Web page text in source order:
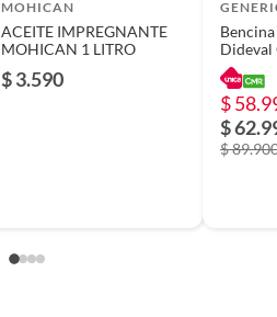
MOHICAN
ACEITE IMPREGNANTE
MOHICAN 1 LITRO
$ 3.590
Dideval
$
$
$